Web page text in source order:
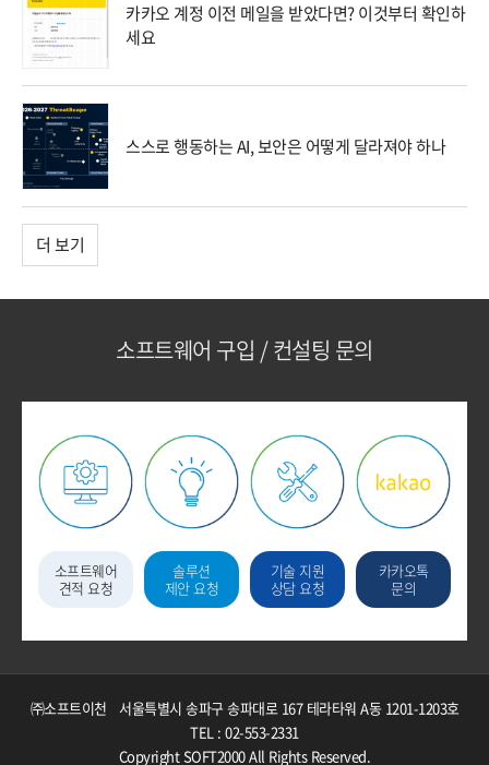
카카오 계정 이전 메일을 받았다면? 이것부터 확인하
세요
스스로 행동하는 AI, 보안은 어떻게 달라져야 하나
더 보기
소프트웨어 구입 / 컨설팅 문의
소프트웨어
견적 요청
솔루션
제안 요청
기술 지원
상담 요청
카카오톡
문의
㈜소프트이천
서울특별시 송파구 송파대로 167 테라타워 A동 1201-1203호
TEL : 02-553-2331
Copyright SOFT2000 All Rights Reserved.